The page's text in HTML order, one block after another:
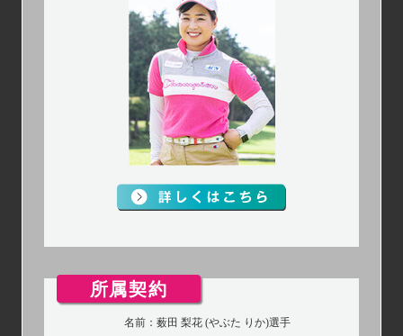
所属契約
名前：薮田 梨花 (やぶた りか)選手